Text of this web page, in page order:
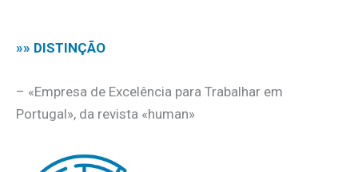
»» DISTINÇÃO
– «Empresa de Excelência para Trabalhar em
Portugal», da revista «human»